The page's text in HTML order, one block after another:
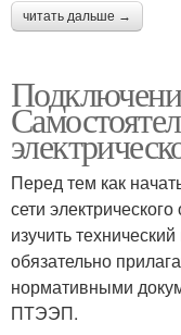
читать дальше →
Перед тем как
сети
изучить
обязательно
нормативными
ПТЭЭП.